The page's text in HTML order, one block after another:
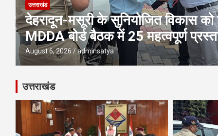
उत्तराखंड
देहरादून-मसूरी के सुनियोजित विकास को
MDDA बोर्ड बैठक में 25 महत्वपूर्ण
August 6, 2026 adminsatya
उत्तराखंड